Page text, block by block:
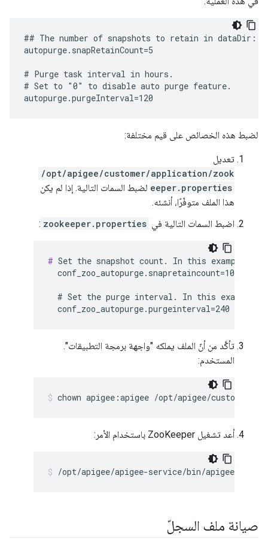
## The number of snapshots to retain in dataDir:
autopurge.snapRetainCount=5
# Purge task interval in hours.
# Set to "0" to disable auto purge feature.
autopurge.purgeInterval=120
لضبط هذه الخصائص على قيم مختلفة:
تعديل
/opt/apigee/customer/application/zook
eeper.properties لضبط السمات التالية. إذا لم يكن
هذا الملف متوفّرًا، أنشئه.
اضبط السمات التالية في zookeeper.properties
:
# Set the snapshot count. In this example
  conf_zoo_autopurge.snapretaincount=10
# Set the purge interval. In this example,
  conf_zoo_autopurge.purgeinterval=240
تأكَّد من أنّ الملف يملكه "واجهة برمجة التطبيقات".
المستخدم:
chown apigee:apigee /opt/apigee/customer/
أعد تشغيل ZooKeeper باستخدام الأمر:
/opt/apigee/apigee-service/bin/apigee-
صيانة ملف السجلّ